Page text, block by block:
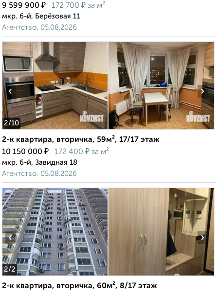
9 599 900 ₽ 172 700 ₽ за м²
мкр. 6-й, Берёзовая 11
Агентство, 05.08.2026
2/10
‹ ›
2-к квартира, вторичка, 59м², 17/17 этаж
10 150 000 ₽ 172 400 ₽ за м²
мкр. 6-й, Завидная 18
Агентство, 05.08.2026
2/2
‹ ›
2-к квартира, вторичка, 60м², 8/17 этаж